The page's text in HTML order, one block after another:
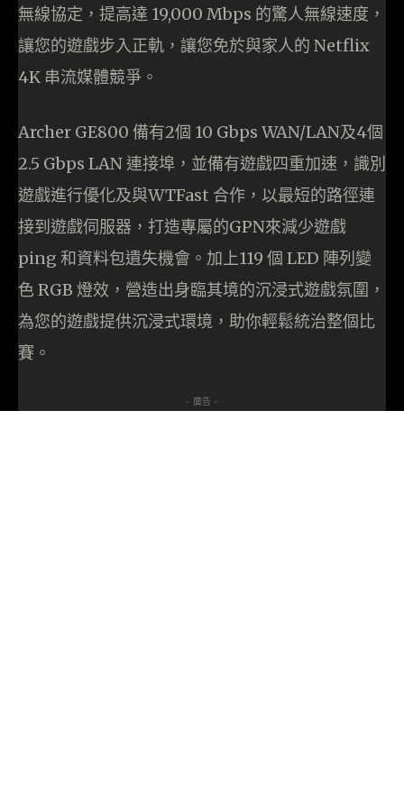
無線協定，提高達 19,000 Mbps 的驚人無線速度，
讓您的遊戲步入正軌，讓您免於與家人的 Netflix
4K 串流媒體競爭。
Archer GE800 備有2個 10 Gbps WAN/LAN及4個
2.5 Gbps LAN 連接埠，並備有遊戲四重加速，識別
遊戲進行優化及與WTFast 合作，以最短的路徑連
接到遊戲伺服器，打造專屬的GPN來減少遊戲
ping 和資料包遺失機會。加上119 個 LED 陣列變
色 RGB 燈效，營造出身臨其境的沉浸式遊戲氛圍，
為您的遊戲提供沉浸式環境，助你輕鬆統治整個比
賽。
- 廣告 -